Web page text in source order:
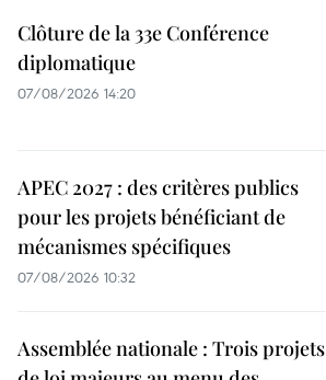
Clôture de la 33e Conférence
diplomatique
07/08/2026 14:20
APEC 2027 : des critères publics
pour les projets bénéficiant de
mécanismes spécifiques
07/08/2026 10:32
Assemblée nationale : Trois projets